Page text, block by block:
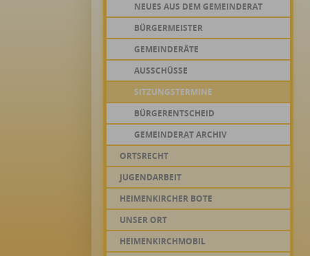
NEUES AUS DEM GEMEINDERAT
BÜRGERMEISTER
GEMEINDERÄTE
AUSSCHÜSSE
SITZUNGSTERMINE
BÜRGERENTSCHEID
GEMEINDERAT ARCHIV
ORTSRECHT
JUGENDARBEIT
HEIMENKIRCHER BOTE
UNSER ORT
HEIMENKIRCHMOBIL